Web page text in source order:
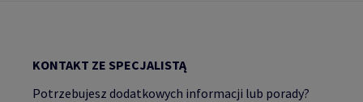
KONTAKT ZE SPECJALISTĄ
Potrzebujesz dodatkowych informacji lub porady?